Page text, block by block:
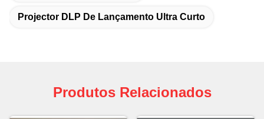
Projector DLP De Lançamento Ultra Curto
Produtos Relacionados